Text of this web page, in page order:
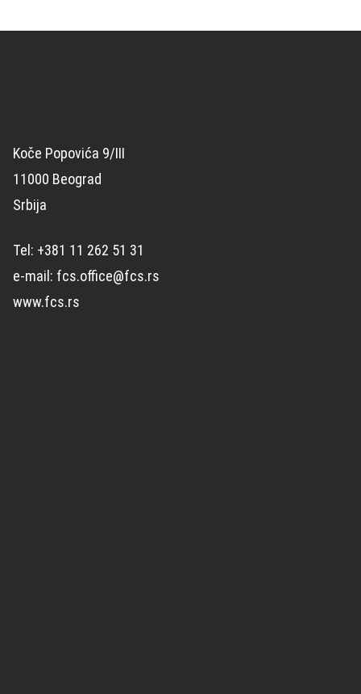
Koče Popovića 9/III
11000 Beograd
Srbija
Tel: +381 11 262 51 31
e-mail: fcs.office@fcs.rs
www.fcs.rs